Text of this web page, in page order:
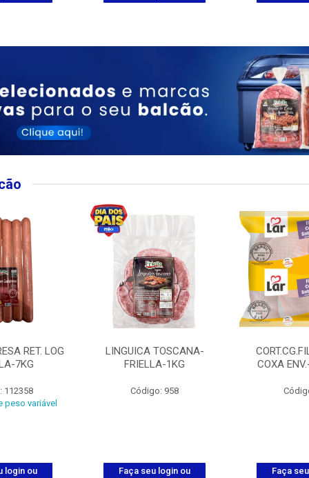
RET. LOG
7KG
112358
peso variável
login ou
LINGUICA TOSCANA-
FRIELLA-1KG
Código: 958
Faça seu login ou
COXA
Faça